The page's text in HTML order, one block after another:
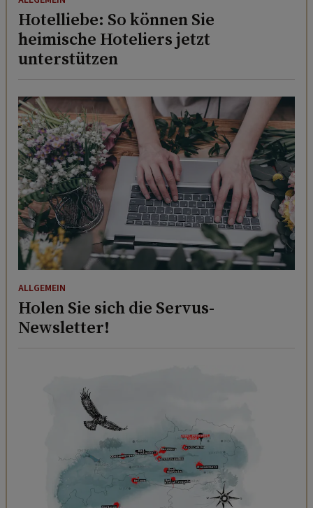
Hotelliebe: So können Sie
heimische Hoteliers jetzt
unterstützen
ALLGEMEIN
Holen Sie sich die Servus-
Newsletter!